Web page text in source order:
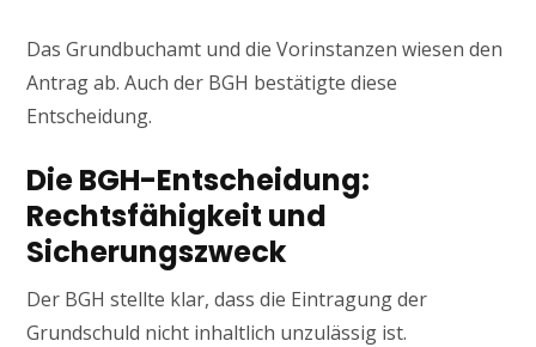
Das Grundbuchamt und die Vorinstanzen wiesen den
Antrag ab. Auch der BGH bestätigte diese
Entscheidung.
Die BGH-Entscheidung:
Rechtsfähigkeit und
Sicherungszweck
Der BGH stellte klar, dass die Eintragung der
Grundschuld nicht inhaltlich unzulässig ist.